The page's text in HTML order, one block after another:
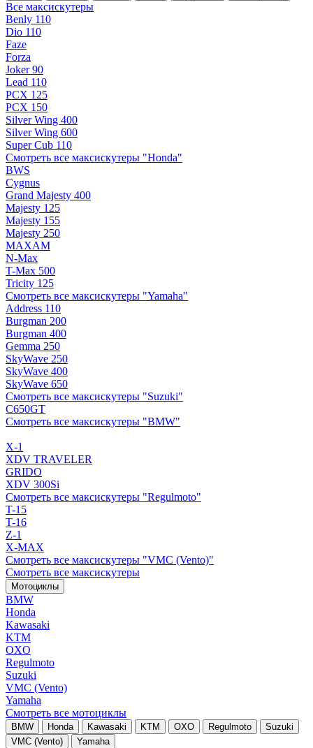
Все максискутеры
Benly 110
Dio 110
Faze
Forza
Joker 90
Lead 110
PCX 125
PCX 150
Silver Wing 400
Silver Wing 600
Super Cub 110
Смотреть все максискутеры "Honda"
BWS
Cygnus
Grand Majesty 400
Majesty 125
Majesty 155
Majesty 250
MAXAM
N-Max
T-Max 500
Tricity 125
Смотреть все максискутеры "Yamaha"
Address 110
Burgman 200
Burgman 400
Gemma 250
SkyWave 250
SkyWave 400
SkyWave 650
Смотреть все максискутеры "Suzuki"
C650GT
Смотреть все максискутеры "BMW"
X-1
XDV TRAVELER
GRIDO
XDV 300Si
Смотреть все максискутеры "Regulmoto"
T-15
T-16
Z-1
X-MAX
Смотреть все максискутеры "VMC (Vento)"
Смотреть все максискутеры
Мотоциклы
BMW
Honda
Kawasaki
KTM
OXO
Regulmoto
Suzuki
VMC (Vento)
Yamaha
Смотреть все мотоциклы
BMW Honda Kawasaki KTM OXO Regulmoto
Suzuki
VMC (Vento)
Yamaha